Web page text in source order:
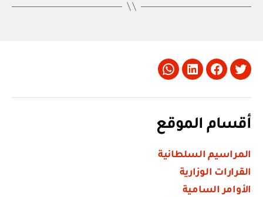
Twitter
Facebook
LinkedIn
Whatsapp
أقسام الموقع
المراسيم السلطانية
القرارات الوزارية
الأوامر السامية